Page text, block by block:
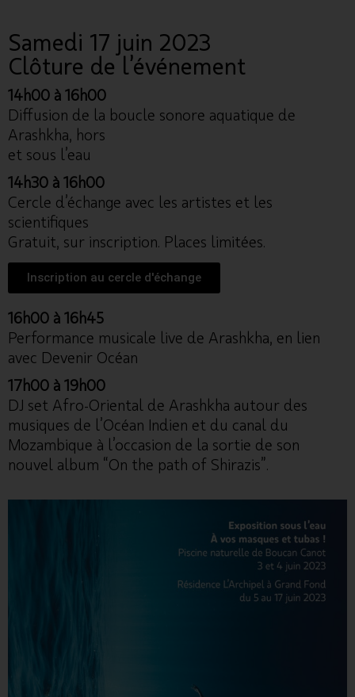
Samedi 17 juin 2023
Clôture de l’événement
14h00 à 16h00
Diffusion de la boucle sonore aquatique de
Arashkha, hors
et sous l’eau
14h30 à 16h00
Cercle d’échange avec les artistes et les
scientifiques
Gratuit, sur inscription. Places limitées.
Inscription au cercle d'échange
16h00 à 16h45
Performance musicale live de Arashkha, en lien
avec Devenir Océan
17h00 à 19h00
DJ set Afro-Oriental de Arashkha autour des
musiques de l’Océan Indien et du canal du
Mozambique à l’occasion de la sortie de son
nouvel album “On the path of Shirazis”.